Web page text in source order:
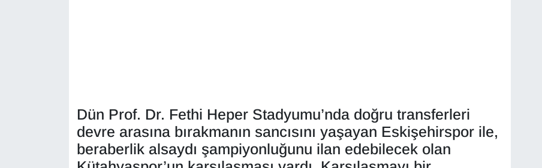
Dün Prof. Dr. Fethi Heper Stadyumu’nda doğru transferleri
devre arasına bırakmanın sancısını yaşayan Eskişehirspor ile,
beraberlik alsaydı şampiyonluğunu ilan edebilecek olan